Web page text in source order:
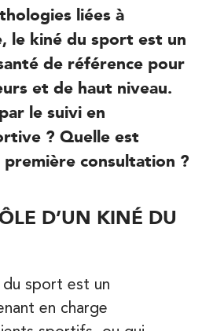
liées à
le kiné du sport est un
de référence pour
et de haut niveau.
le suivi en
? Quelle est
première consultation ?
D’UN KINÉ DU
sport est un
en charge
cabinet de
IK